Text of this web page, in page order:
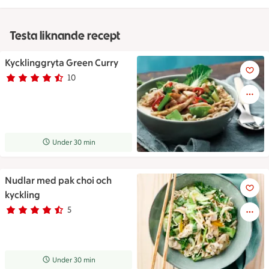
Testa liknande recept
Kycklinggryta Green Curry
Betyg 4.2 av 5. 10
10 personer har röstat
Receptet tar Under 30 min att tillaga
Under 30 min
Kycklinggryta Green Curry
Nudlar med pak choi och
kyckling
Betyg 4.6 av 5. 5
5 personer har röstat
Receptet tar Under 30 min att tillaga
Under 30 min
Nudlar med pak choi och